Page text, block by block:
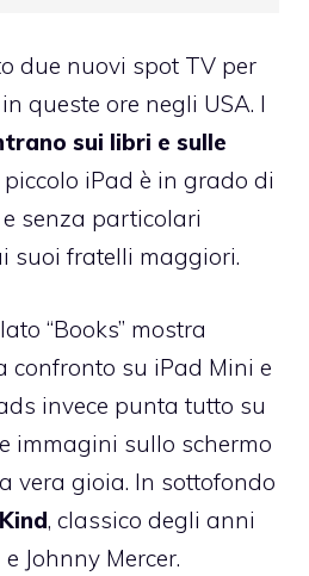
due nuovi spot TV per
queste ore negli USA. I
sui libri e sulle
iPad è in grado di
senza particolari
suoi fratelli maggiori.
“Books” mostra
confronto su iPad Mini e
invece punta tutto su
immagini sullo schermo
vera gioia. In sottofondo
, classico degli anni
Johnny Mercer.